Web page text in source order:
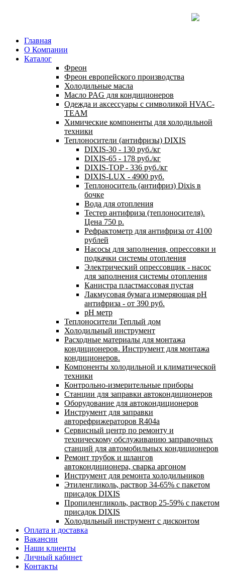
Главная
О Компании
Каталог
Фреон
Фреон европейского производства
Холодильные масла
Масло PAG для кондиционеров
Одежда и аксессуары с символикой HVAC-
TEAM
Химические компоненты для холодильной
техники
Теплоносители (антифризы) DIXIS
DIXIS-30 - 130 руб./кг
DIXIS-65 - 178 руб./кг
DIXIS-ТОP - 336 руб./кг
DIXIS-LUX - 4900 руб.
Теплоноситель (антифриз) Dixis в
бочке
Вода для отопления
Тестер антифриза (теплоносителя).
Цена 750 р.
Рефрактометр для антифриза от 4100
рублей
Насосы для заполнения, опрессовки и
подкачки системы отопления
Электрический опрессовщик - насос
для заполнения системы отопления
Канистра пластмассовая пустая
Лакмусовая бумага измеряющая pH
антифриза - от 390 руб.
pH метр
Теплоносители Теплый дом
Холодильный инструмент
Расходные материалы для монтажа
кондиционеров. Инструмент для монтажа
кондиционеров.
Компоненты холодильной и климатической
техники
Контрольно-измерительные приборы
Станции для заправки автокондиционеров
Оборудование для автокондиционеров
Инструмент для заправки
авторефрижераторов R404a
Сервисный центр по ремонту и
техническому обслуживанию заправочных
станций для автомобильных кондиционеров
Ремонт трубок и шлангов
автокондиционера, сварка аргоном
Инструмент для ремонта холодильников
Этиленгликоль, раствор 34-65% с пакетом
присадок DIXIS
Пропиленгликоль, раствор 25-59% с пакетом
присадок DIXIS
Холодильный инструмент с дисконтом
Оплата и доставка
Вакансии
Наши клиенты
Личный кабинет
Контакты